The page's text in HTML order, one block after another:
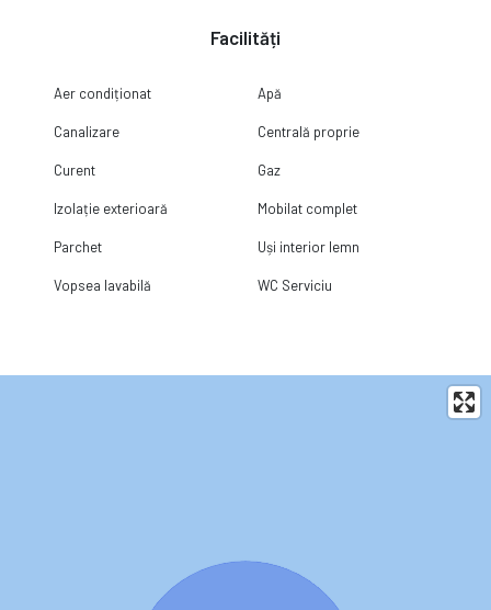
Facilități
Aer condiționat Apă
Canalizare Centrală proprie
Curent Gaz
Izolație exterioară Mobilat complet
Parchet Uși interior lemn
Vopsea lavabilă WC Serviciu